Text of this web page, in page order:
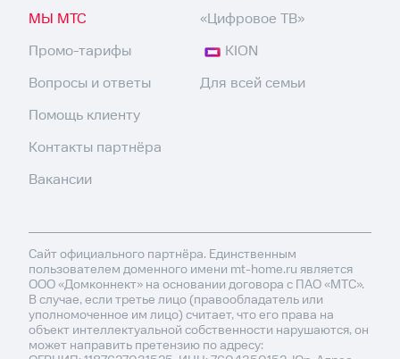
МЫ МТС
Промо-тарифы
Вопросы и ответы
Помощь клиенту
Контакты партнёра
Вакансии
«Цифровое ТВ»
KION
Для всей семьи
Сайт официального партнёра. Единственным
пользователем доменного имени mt-home.ru является
ООО «Домконнект» на основании договора с ПАО «МТС».
В случае, если третье лицо (правообладатель или
уполномоченное им лицо) считает, что его права на
объект интеллектуальной собственности нарушаются, он
может направить претензию по адресу: